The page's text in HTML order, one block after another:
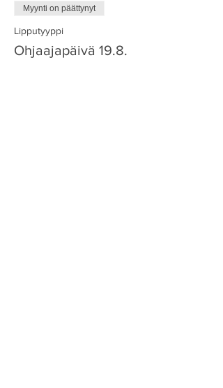
Myynti on päättynyt
Lipputyyppi
Ohjaajapäivä 19.8.